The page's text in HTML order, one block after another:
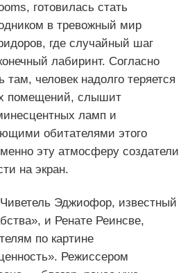
готовилась стать
в тревожный мир
где случайный шаг
лабиринт. Согласно
там, человек надолго теряется
помещений, слышит
ламп и
обитателями этого
эту атмосферу создатели
на экран.
Эджиофор, известный
и Ренате Реинсве,
по картине
Режиссером